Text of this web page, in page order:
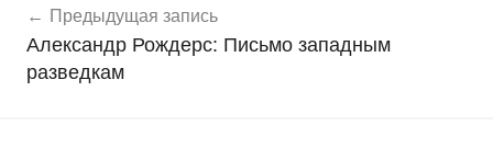
о
в
о
по
записям
Предыдущая запись
Александр Рождерс: Письмо западным
разведкам